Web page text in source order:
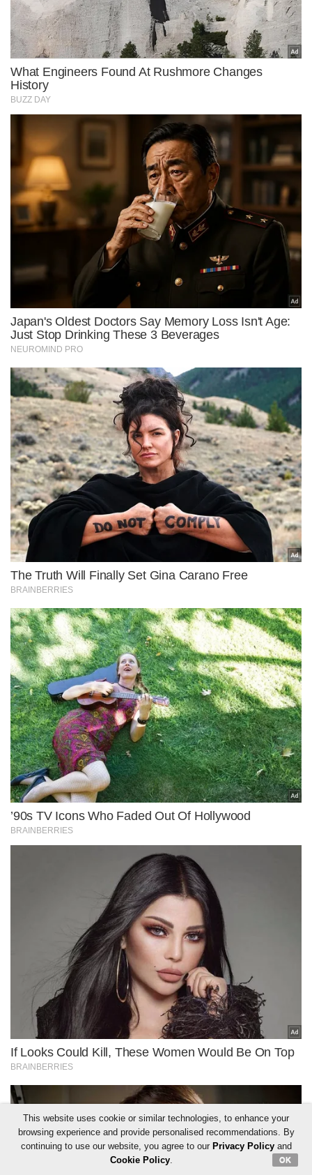
This website uses cookie or similar technologies, to enhance your
browsing experience and provide personalised recommendations. By
continuing to use our website, you agree to our Privacy Policyand
Cookie Policy. OK